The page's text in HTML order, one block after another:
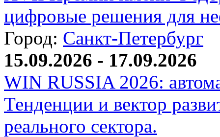
цифровые решения для
Город: Санкт-Петербург
15.09.2026 - 17.09.2026
WIN RUSSIA 2026:
Тенденции и вектор
реального сектора.